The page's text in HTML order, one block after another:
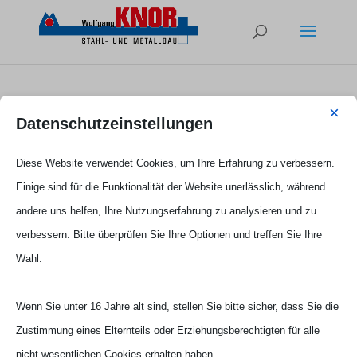
kevin-kortnacker-schlosserei-mg
Datenschutzeinstellungen
×
Diese Website verwendet Cookies, um Ihre Erfahrung zu verbessern.
Einige sind für die Funktionalität der Website unerlässlich, während
andere uns helfen, Ihre Nutzungserfahrung zu analysieren und zu
verbessern. Bitte überprüfen Sie Ihre Optionen und treffen Sie Ihre
Wahl.
Wenn Sie unter 16 Jahre alt sind, stellen Sie bitte sicher, dass Sie die
Zustimmung eines Elternteils oder Erziehungsberechtigten für alle
nicht wesentlichen Cookies erhalten haben.